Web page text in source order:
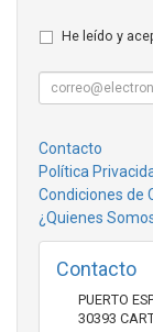
He leído y
Contacto
Política
Condiciones de
¿Quienes
Contacto
PUERTO
30393